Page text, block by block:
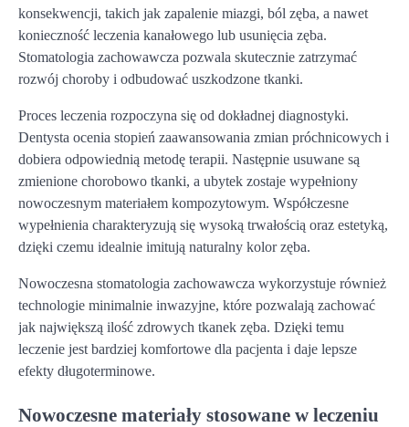
konsekwencji, takich jak zapalenie miazgi, ból zęba, a nawet
konieczność leczenia kanałowego lub usunięcia zęba.
Stomatologia zachowawcza pozwala skutecznie zatrzymać
rozwój choroby i odbudować uszkodzone tkanki.
Proces leczenia rozpoczyna się od dokładnej diagnostyki.
Dentysta ocenia stopień zaawansowania zmian próchnicowych i
dobiera odpowiednią metodę terapii. Następnie usuwane są
zmienione chorobowo tkanki, a ubytek zostaje wypełniony
nowoczesnym materiałem kompozytowym. Współczesne
wypełnienia charakteryzują się wysoką trwałością oraz estetyką,
dzięki czemu idealnie imitują naturalny kolor zęba.
Nowoczesna stomatologia zachowawcza wykorzystuje również
technologie minimalnie inwazyjne, które pozwalają zachować
jak największą ilość zdrowych tkanek zęba. Dzięki temu
leczenie jest bardziej komfortowe dla pacjenta i daje lepsze
efekty długoterminowe.
Nowoczesne materiały stosowane w leczeniu